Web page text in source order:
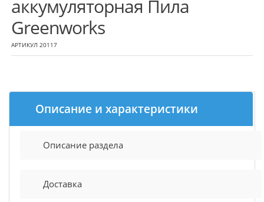
аккумуляторная Пила
Greenworks
АРТИКУЛ 20117
Описание и характеристики
Описание раздела
Доставка